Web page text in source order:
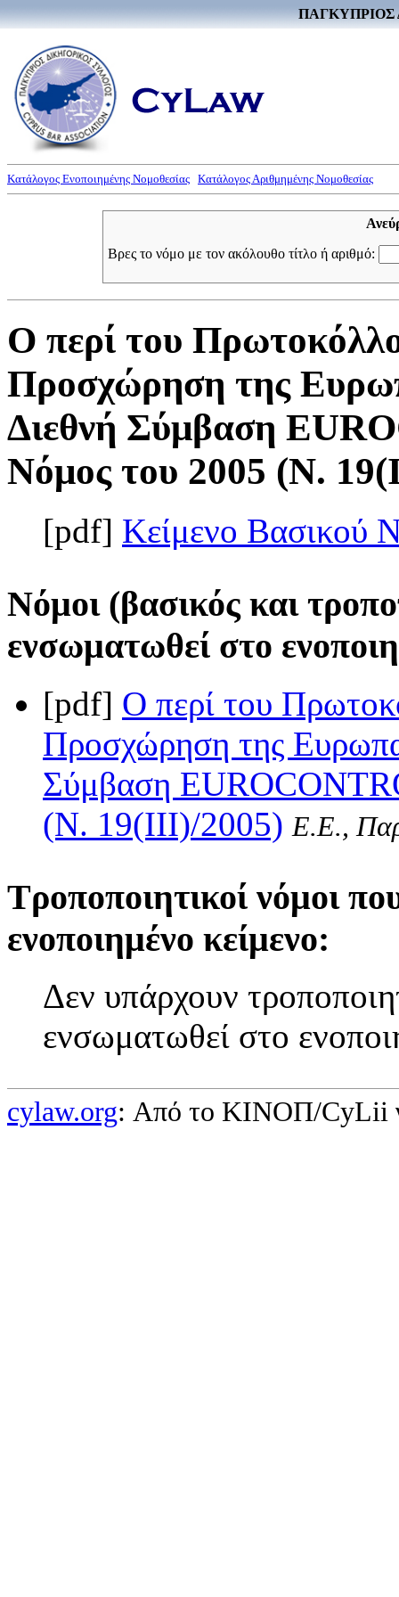
ΠΑΓΚΥΠΡΙΟΣ
Κατάλογος Ενοποιημένης Νομοθεσίας Κατάλογος Αριθμημένης Νομοθεσίας
Βρες το νόμο με τον ακόλουθο τίτλο ή αριθμό:
Ο περί του
Προσχώρηση της
Διεθνή Σύμβαση
Νόμος του 2005 (Ν.
[pdf] Κείμενο Βασικού
Νόμοι (βασικός και
ενσωματωθεί στο
[pdf] Ο περί του
Προσχώρηση της
Σύμβαση
(Ν. 19(III)/2005) Ε.Ε.,
Τροποποιητικοί νόμοι
ενοποιημένο κείμενο:
Δεν υπάρχουν
ενσωματωθεί στο
cylaw.org: Από το ΚΙΝOΠ/CyLii